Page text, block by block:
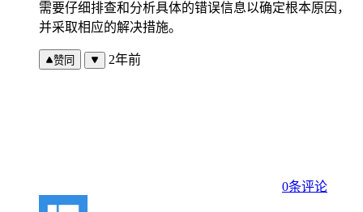
需要仔细排查和分析具体的错误信息以确定根本原因，
并采取相应的解决措施。
赞同 2年前
0条评论